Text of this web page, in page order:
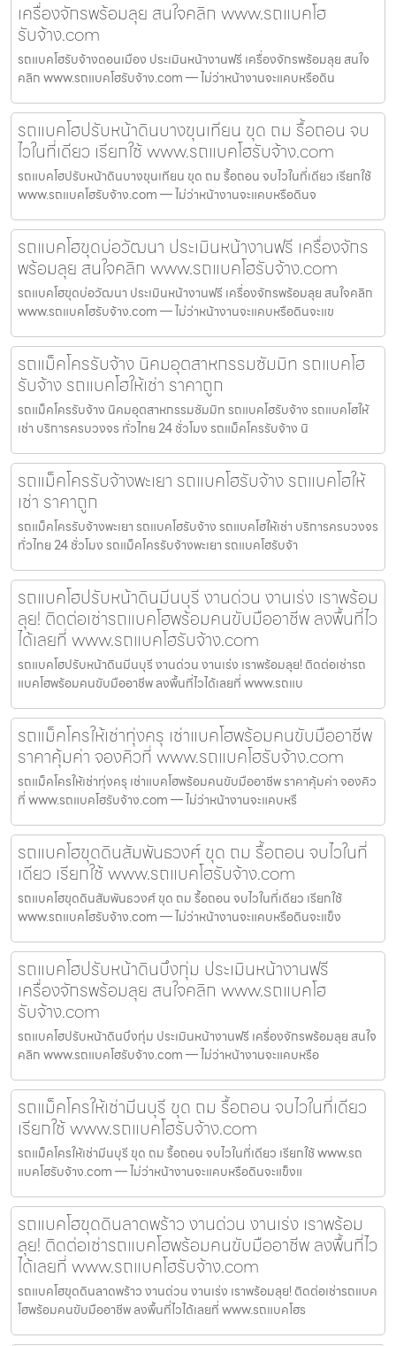
เครื่องจักรพร้อมลุย สนใจคลิก www.รถแบคโฮ
รับจ้าง.com
รถแบคโฮรับจ้างดอนเมือง ประเมินหน้างานฟรี เครื่องจักรพร้อมลุย สนใจ
คลิก www.รถแบคโฮรับจ้าง.com — ไม่ว่าหน้างานจะแคบหรือดิน
รถแบคโฮปรับหน้าดินบางขุนเทียน ขุด ถม รื้อถอน จบ
ไวในที่เดียว เรียกใช้ www.รถแบคโฮรับจ้าง.com
รถแบคโฮปรับหน้าดินบางขุนเทียน ขุด ถม รื้อถอน จบไวในที่เดียว เรียกใช้
www.รถแบคโฮรับจ้าง.com — ไม่ว่าหน้างานจะแคบหรือดินจ
รถแบคโฮขุดบ่อวัฒนา ประเมินหน้างานฟรี เครื่องจักร
พร้อมลุย สนใจคลิก www.รถแบคโฮรับจ้าง.com
รถแบคโฮขุดบ่อวัฒนา ประเมินหน้างานฟรี เครื่องจักรพร้อมลุย สนใจคลิก
www.รถแบคโฮรับจ้าง.com — ไม่ว่าหน้างานจะแคบหรือดินจะแข
รถแม็คโครรับจ้าง นิคมอุตสาหกรรมซัมมิท รถแบคโฮ
รับจ้าง รถแบคโฮให้เช่า ราคาถูก
รถแม็คโครรับจ้าง นิคมอุตสาหกรรมซัมมิท รถแบคโฮรับจ้าง รถแบคโฮให้
เช่า บริการครบวงจร ทั่วไทย 24 ชั่วโมง รถแม็คโครรับจ้าง นิ
รถแม็คโครรับจ้างพะเยา รถแบคโฮรับจ้าง รถแบคโฮให้
เช่า ราคาถูก
รถแม็คโครรับจ้างพะเยา รถแบคโฮรับจ้าง รถแบคโฮให้เช่า บริการครบวงจร
ทั่วไทย 24 ชั่วโมง รถแม็คโครรับจ้างพะเยา รถแบคโฮรับจ้า
รถแบคโฮปรับหน้าดินมีนบุรี งานด่วน งานเร่ง เราพร้อม
ลุย! ติดต่อเช่ารถแบคโฮพร้อมคนขับมืออาชีพ ลงพื้นที่ไว
ได้เลยที่ www.รถแบคโฮรับจ้าง.com
รถแบคโฮปรับหน้าดินมีนบุรี งานด่วน งานเร่ง เราพร้อมลุย! ติดต่อเช่ารถ
แบคโฮพร้อมคนขับมืออาชีพ ลงพื้นที่ไวได้เลยที่ www.รถแบ
รถแม็คโครให้เช่าทุ่งครุ เช่าแบคโฮพร้อมคนขับมืออาชีพ
ราคาคุ้มค่า จองคิวที่ www.รถแบคโฮรับจ้าง.com
รถแม็คโครให้เช่าทุ่งครุ เช่าแบคโฮพร้อมคนขับมืออาชีพ ราคาคุ้มค่า จองคิว
ที่ www.รถแบคโฮรับจ้าง.com — ไม่ว่าหน้างานจะแคบหรื
รถแบคโฮขุดดินสัมพันธวงศ์ ขุด ถม รื้อถอน จบไวในที่
เดียว เรียกใช้ www.รถแบคโฮรับจ้าง.com
รถแบคโฮขุดดินสัมพันธวงศ์ ขุด ถม รื้อถอน จบไวในที่เดียว เรียกใช้
www.รถแบคโฮรับจ้าง.com — ไม่ว่าหน้างานจะแคบหรือดินจะแข็ง
รถแบคโฮปรับหน้าดินบึงกุ่ม ประเมินหน้างานฟรี
เครื่องจักรพร้อมลุย สนใจคลิก www.รถแบคโฮ
รับจ้าง.com
รถแบคโฮปรับหน้าดินบึงกุ่ม ประเมินหน้างานฟรี เครื่องจักรพร้อมลุย สนใจ
คลิก www.รถแบคโฮรับจ้าง.com — ไม่ว่าหน้างานจะแคบหรือ
รถแม็คโครให้เช่ามีนบุรี ขุด ถม รื้อถอน จบไวในที่เดียว
เรียกใช้ www.รถแบคโฮรับจ้าง.com
รถแม็คโครให้เช่ามีนบุรี ขุด ถม รื้อถอน จบไวในที่เดียว เรียกใช้ www.รถ
แบคโฮรับจ้าง.com — ไม่ว่าหน้างานจะแคบหรือดินจะแข็งแ
รถแบคโฮขุดดินลาดพร้าว งานด่วน งานเร่ง เราพร้อม
ลุย! ติดต่อเช่ารถแบคโฮพร้อมคนขับมืออาชีพ ลงพื้นที่ไว
ได้เลยที่ www.รถแบคโฮรับจ้าง.com
รถแบคโฮขุดดินลาดพร้าว งานด่วน งานเร่ง เราพร้อมลุย! ติดต่อเช่ารถแบค
โฮพร้อมคนขับมืออาชีพ ลงพื้นที่ไวได้เลยที่ www.รถแบคโฮร